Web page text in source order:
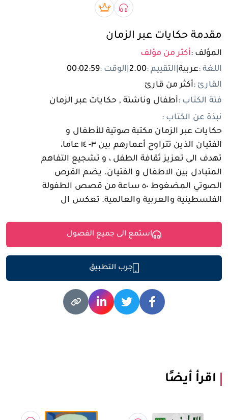
مستخدم جديد
صوتي bookبريميوم book
مقدمة حكايات عبر الزمان
المؤلف :أكثر من مؤلف
اللغة :عربية التقييم :2.00 الوقت :00:02:59
القارئ :أكثر من قارئ
فئة الكتاب :أطفال وناشئة , حكايات عبر الزمان
نبذة عن الكتاب :
حكايات عبر الزمان مكتبة صوتية للأطفال و
الفتيان الذين تتراوح أعمارهم بين ٣- ١٤ عاما،
تهدف الى تعزيز ثقافة الطفل ، و تشجيع التفاهم
المتبادل بين الاطفال و الفتيان. يضم القرص
الصوتي المضغوط ٥٠ ساعة من قصص الطفولة
الفلسطينية والعربية والعالمية. تعكس ال
استمع الى جميع الفصول
جرب التطبيق
اقرأ أيضًا